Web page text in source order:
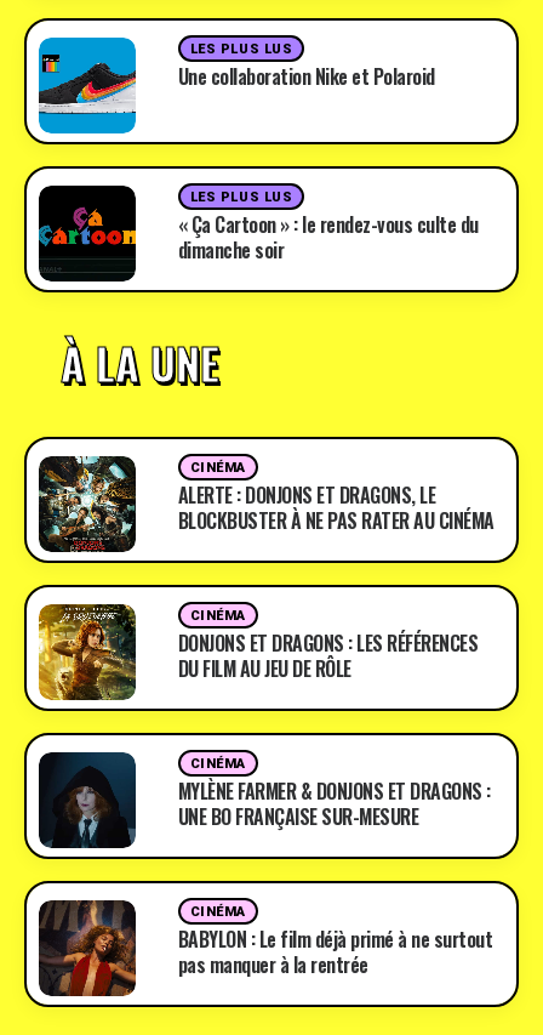
LES PLUS LUS
Une collaboration Nike et Polaroid
LES PLUS LUS
« Ça Cartoon » : le rendez-vous culte du
dimanche soir
À LA UNE
CINÉMA
ALERTE : DONJONS ET DRAGONS, LE
BLOCKBUSTER À NE PAS RATER AU CINÉMA
CINÉMA
DONJONS ET DRAGONS : LES RÉFÉRENCES
DU FILM AU JEU DE RÔLE
CINÉMA
MYLÈNE FARMER & DONJONS ET DRAGONS :
UNE BO FRANÇAISE SUR-MESURE
CINÉMA
BABYLON : Le film déjà primé à ne surtout
pas manquer à la rentrée